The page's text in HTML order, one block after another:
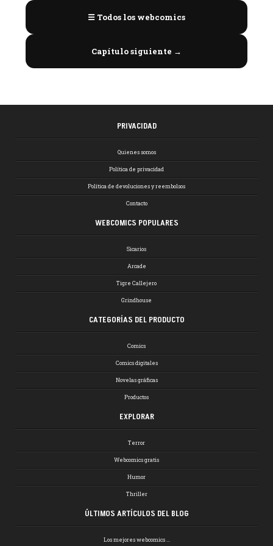
☰ Todos los webcomics
Capítulo siguiente →
PRIVACIDAD
Quienes somos
Política de privacidad
Política de devoluciones y reembolsos
Contacto
WEBCOMICS POPULARES
Sicarios
Arcade
Tigre Callejero
Grindhouse
CATEGORÍAS DEL PRODUCTO
Comics
Comics digitales
Novelas gráficas
Productos
EXPLORAR
Terror
Webcomics gratis
Humor
Thriller
ÚLTIMOS ARTÍCULOS DEL BLOG
Los mejores webcomics …